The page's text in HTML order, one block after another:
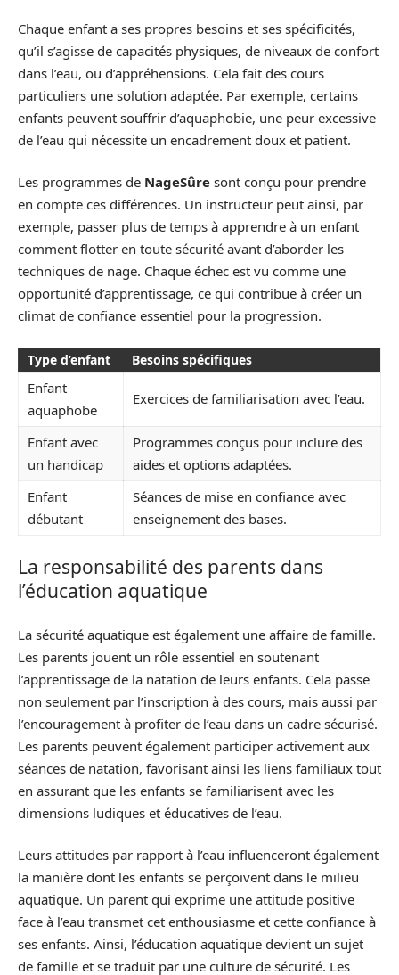
Chaque enfant a ses propres besoins et ses spécificités,
qu’il s’agisse de capacités physiques, de niveaux de confort
dans l’eau, ou d’appréhensions. Cela fait des cours
particuliers une solution adaptée. Par exemple, certains
enfants peuvent souffrir d’aquaphobie, une peur excessive
de l’eau qui nécessite un encadrement doux et patient.
Les programmes de NageSûre sont conçu pour prendre
en compte ces différences. Un instructeur peut ainsi, par
exemple, passer plus de temps à apprendre à un enfant
comment flotter en toute sécurité avant d’aborder les
techniques de nage. Chaque échec est vu comme une
opportunité d’apprentissage, ce qui contribue à créer un
climat de confiance essentiel pour la progression.
Type d’enfant Besoins spécifiques
Enfant
aquaphobe
Exercices de familiarisation avec l’eau.
Enfant avec
un handicap
Programmes conçus pour inclure des
aides et options adaptées.
Enfant
débutant
Séances de mise en confiance avec
enseignement des bases.
La responsabilité des parents dans
l’éducation aquatique
La sécurité aquatique est également une affaire de famille.
Les parents jouent un rôle essentiel en soutenant
l’apprentissage de la natation de leurs enfants. Cela passe
non seulement par l’inscription à des cours, mais aussi par
l’encouragement à profiter de l’eau dans un cadre sécurisé.
Les parents peuvent également participer activement aux
séances de natation, favorisant ainsi les liens familiaux tout
en assurant que les enfants se familiarisent avec les
dimensions ludiques et éducatives de l’eau.
Leurs attitudes par rapport à l’eau influenceront également
la manière dont les enfants se perçoivent dans le milieu
aquatique. Un parent qui exprime une attitude positive
face à l’eau transmet cet enthousiasme et cette confiance à
ses enfants. Ainsi, l’éducation aquatique devient un sujet
de famille et se traduit par une culture de sécurité. Les